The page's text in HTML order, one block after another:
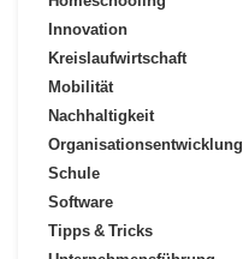
Innovation
Kreislaufwirtschaft
Mobilität
Nachhaltigkeit
Organisationsentwicklung
Schule
Software
Tipps & Tricks